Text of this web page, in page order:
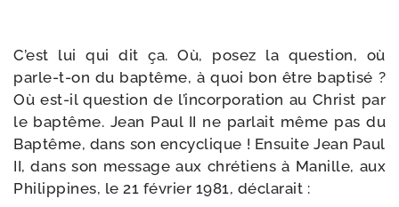
C’est lui qui dit ça. Où, posez la ques­tion, où
parle-​t-​on du bap­tême, à quoi bon être bap­ti­sé ?
Où est-​il ques­tion de l’incorporation au Christ par
le bap­tême. Jean Paul II ne par­lait même pas du
Baptême, dans son ency­clique ! Ensuite Jean Paul
II, dans son mes­sage aux chré­tiens à Manille, aux
Philippines, le 21 février 1981, déclarait :